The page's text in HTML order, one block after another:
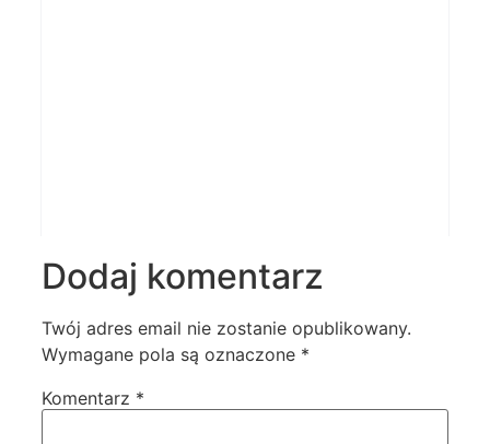
Dodaj komentarz
Twój adres email nie zostanie opublikowany.
Wymagane pola są oznaczone *
Komentarz *